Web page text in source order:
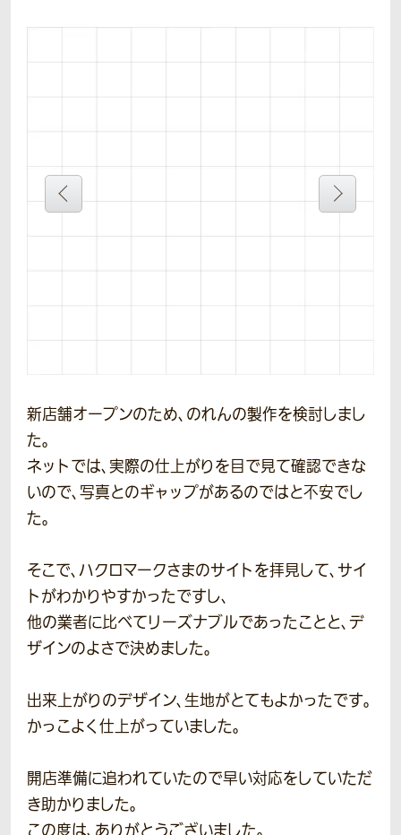
新店舗オープンのため、のれんの製作を検討しまし
た。
ネットでは、実際の仕上がりを目で見て確認できな
いので、写真とのギャップがあるのではと不安でし
た。
そこで、ハクロマークさまのサイトを拝見して、サイ
トがわかりやすかったですし、
他の業者に比べてリーズナブルであったことと、デ
ザインのよさで決めました。
出来上がりのデザイン、生地がとてもよかったです。
かっこよく仕上がっていました。
開店準備に追われていたので早い対応をしていただ
き助かりました。